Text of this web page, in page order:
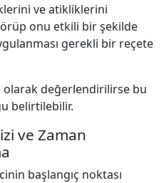
ve atikliklerini
onu etkili bir şekilde
gerekli bir reçete
olarak değerlendirilirse bu
belirtilebilir.
ve Zaman
başlangıç noktası